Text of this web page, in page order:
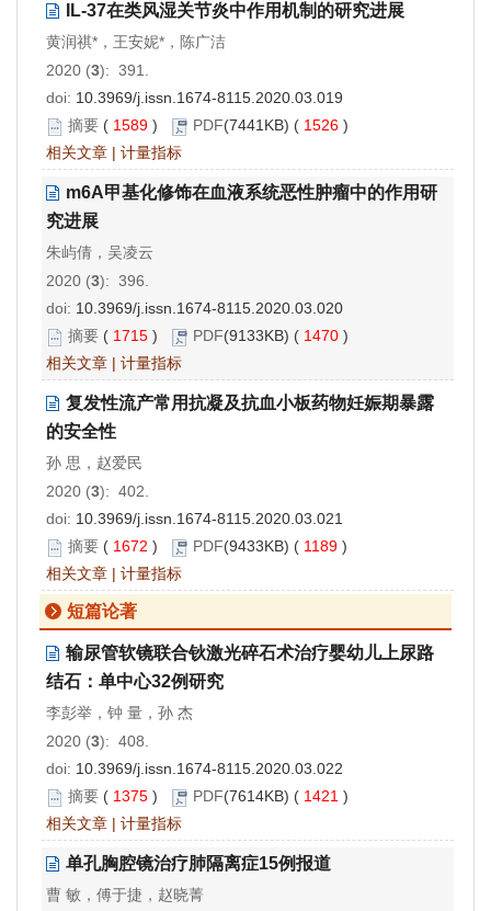
IL-37在类风湿关节炎中作用机制的研究进展
黄润祺*，王安妮*，陈广洁
2020 (3): 391.
doi: 10.3969/j.issn.1674-8115.2020.03.019
摘要 ( 1589 ) PDF(7441KB) ( 1526 )
相关文章 | 计量指标
m6A甲基化修饰在血液系统恶性肿瘤中的作用研
究进展
朱屿倩，吴凌云
2020 (3): 396.
doi: 10.3969/j.issn.1674-8115.2020.03.020
摘要 ( 1715 ) PDF(9133KB) ( 1470 )
相关文章 | 计量指标
复发性流产常用抗凝及抗血小板药物妊娠期暴露
的安全性
孙 思，赵爱民
2020 (3): 402.
doi: 10.3969/j.issn.1674-8115.2020.03.021
摘要 ( 1672 ) PDF(9433KB) ( 1189 )
相关文章 | 计量指标
短篇论著
输尿管软镜联合钬激光碎石术治疗婴幼儿上尿路
结石：单中心32例研究
李彭举，钟 量，孙 杰
2020 (3): 408.
doi: 10.3969/j.issn.1674-8115.2020.03.022
摘要 ( 1375 ) PDF(7614KB) ( 1421 )
相关文章 | 计量指标
单孔胸腔镜治疗肺隔离症15例报道
曹 敏，傅于捷，赵晓菁